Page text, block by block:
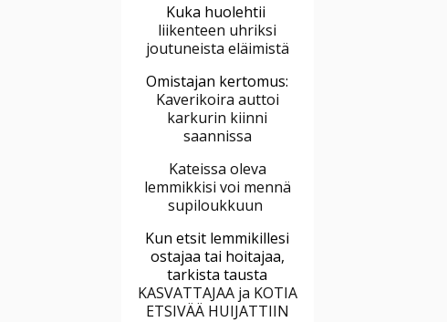
Kuka huolehtii
liikenteen uhriksi
joutuneista eläimistä
Omistajan kertomus:
Kaverikoira auttoi
karkurin kiinni
saannissa
Kateissa oleva
lemmikkisi voi mennä
supiloukkuun
Kun etsit lemmikillesi
ostajaa tai hoitajaa,
tarkista tausta
KASVATTAJAA ja KOTIA
ETSIVÄÄ HUIJATTIIN